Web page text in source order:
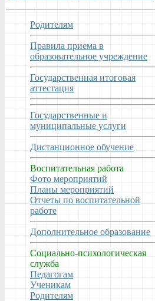
Родителям
Правила приема в
образовательное учреждение
Государственная итоговая
аттестация
Государственные и
муниципальные услуги
Дистанционное обучение
Воспитательная работа
Фото мероприятий
Планы мероприятий
Отчеты по воспитательной
работе
Дополнительное образование
Социально-психологическая
служба
Педагогам
Ученикам
Родителям